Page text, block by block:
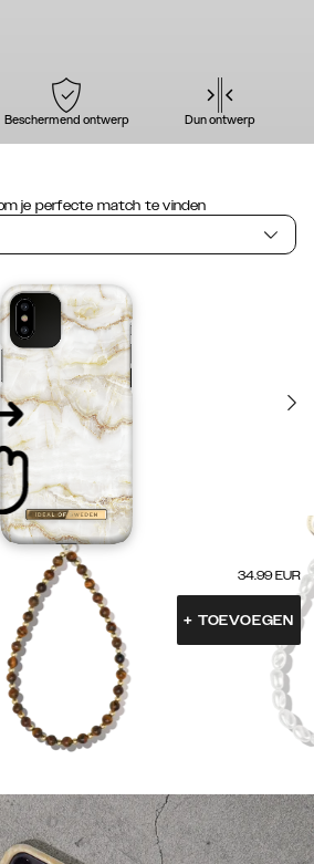
Beschermend ontwerp Dun ontwerp
je perfecte match te vinden
34.99 EUR
+ TOEVOEGEN